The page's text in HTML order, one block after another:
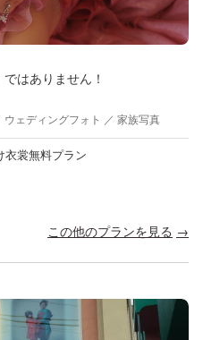
はありません！
ェディングフォト ／ 家族写真
衣裳無料プラン
この他のプランを見る